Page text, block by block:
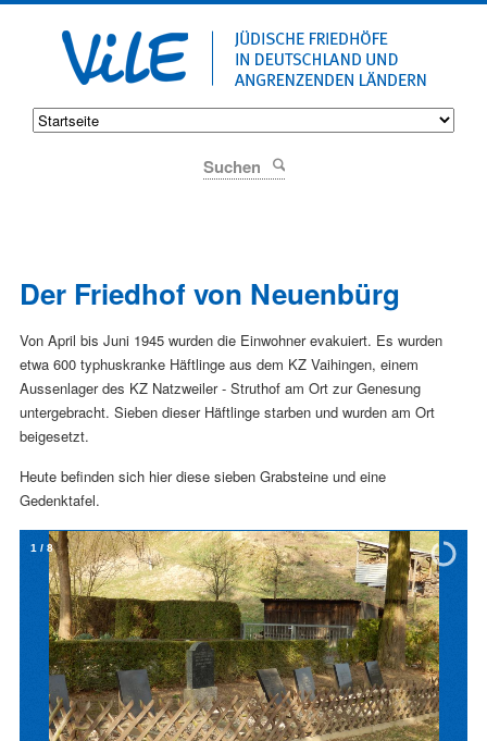
Der Friedhof von Neuenbürg
Von April bis Juni 1945 wurden die Einwohner evakuiert. Es wurden
etwa 600 typhuskranke Häftlinge aus dem KZ Vaihingen, einem
Aussenlager des KZ Natzweiler - Struthof am Ort zur Genesung
untergebracht. Sieben dieser Häftlinge starben und wurden am Ort
beigesetzt.
Heute befinden sich hier diese sieben Grabsteine und eine
Gedenktafel.
1 / 8